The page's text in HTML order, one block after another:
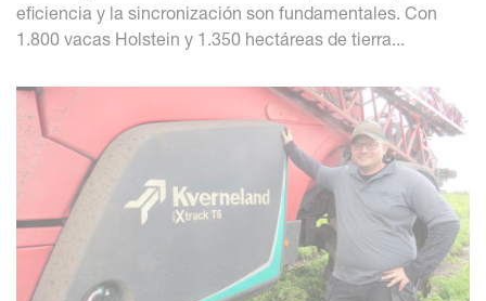
eficiencia y la sincronización son fundamentales. Con
1.800 vacas Holstein y 1.350 hectáreas de tierra...